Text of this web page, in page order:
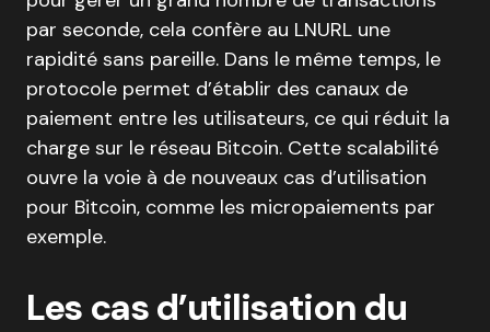
par seconde, cela confère au LNURL une
rapidité sans pareille. Dans le même temps, le
protocole permet d’établir des canaux de
paiement entre les utilisateurs, ce qui réduit la
charge sur le réseau Bitcoin. Cette scalabilité
ouvre la voie à de nouveaux cas d’utilisation
pour Bitcoin, comme les micropaiements par
exemple.
Les cas d’utilisation du